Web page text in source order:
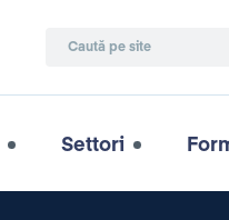
Settori